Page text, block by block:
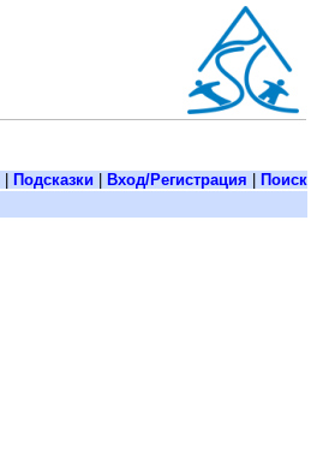
Подсказки Вход/Регистрация Поиск